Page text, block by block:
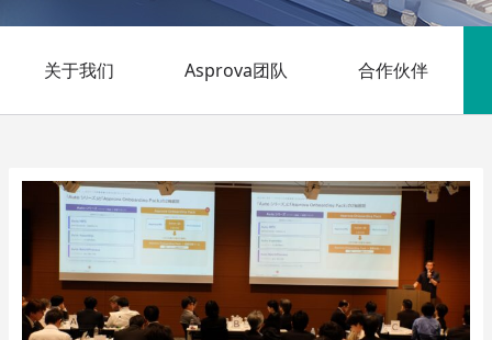
关于我们 Asprova团队 合作伙伴